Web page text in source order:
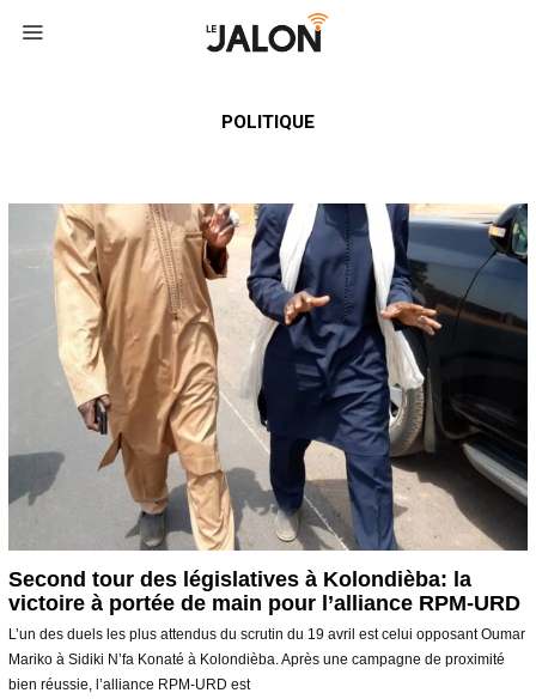
POLITIQUE
Second tour des législatives à Kolondièba: la
victoire à portée de main pour l’alliance RPM-URD
L’un des duels les plus attendus du scrutin du 19 avril est celui opposant Oumar
Mariko à Sidiki N’fa Konaté à Kolondièba. Après une campagne de proximité
bien réussie, l’alliance RPM-URD est